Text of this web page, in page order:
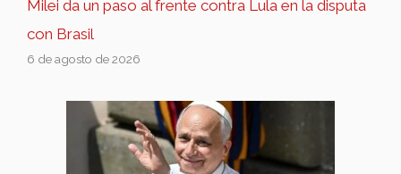
Milei da un paso al frente contra Lula en la disputa
con Brasil
6 de agosto de 2026